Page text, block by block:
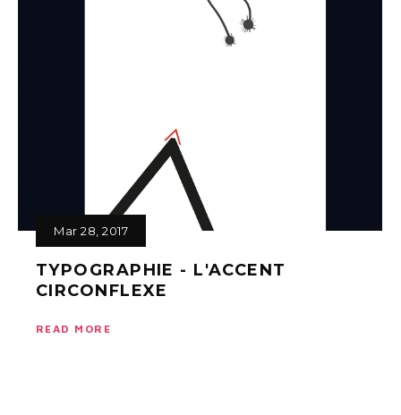
Mar 28, 2017
TYPOGRAPHIE - L'ACCENT
CIRCONFLEXE
READ MORE